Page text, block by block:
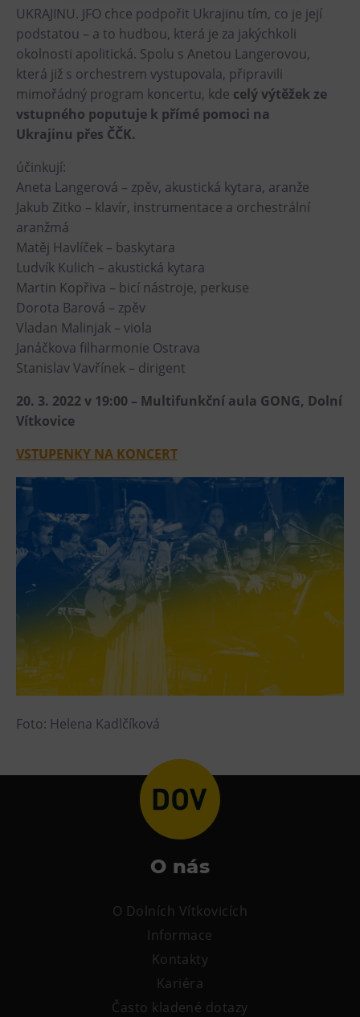
Heligonka
HopJump
Lezecká stěna
Národní zemědělské muzeum
Fajna Dilna
FUTUREUM
Prohlídky
Dolní Vítkovice
Hornické muzeum
Občerstvení
Bolt Café
Kavárna Velký Svět techniky
L’Osteria
Restaurace VP ART
Catering
Ubytování
Hotel VP1
Vila Liběna
Další
Narozeninové oslavy
UKRAJINU. JFO chce podpořit Ukrajinu tím, co je její
podstatou – a to hudbou, která je za jakýchkoli
okolnosti apolitická. Spolu s Anetou Langerovou,
která již s orchestrem vystupovala, připravili
mimořádný program koncertu, kde celý výtěžek ze
vstupného poputuje k přímé pomoci na
Ukrajinu přes ČČK.
účinkují:
Aneta Langerová – zpěv, akustická kytara, aranže
Jakub Zitko – klavír, instrumentace a orchestrální
aranžmá
Matěj Havlíček – baskytara
Ludvík Kulich – akustická kytara
Martin Kopřiva – bicí nástroje, perkuse
Dorota Barová – zpěv
Vladan Malinjak – viola
Janáčkova filharmonie Ostrava
Stanislav Vavřínek – dirigent
20. 3. 2022 v 19:00 – Multifunkční aula GONG, Dolní
Vítkovice
VSTUPENKY NA KONCERT
Foto: Helena Kadlčíková
O nás
O Dolních Vítkovicích
Informace
Kontakty
Kariéra
Často kladené dotazy